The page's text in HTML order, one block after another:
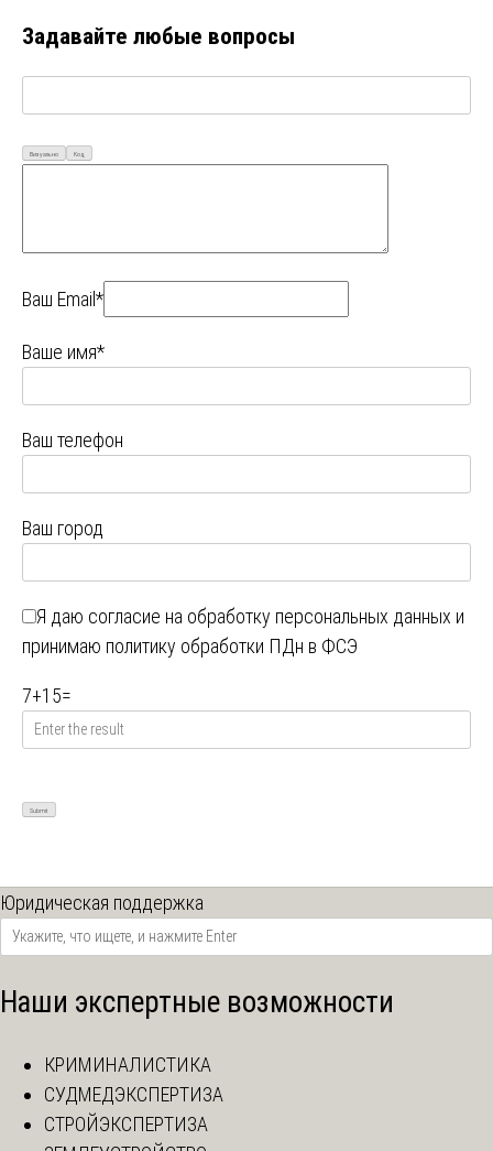
Задавайте любые вопросы
Визуально Код
Ваш Email*
Ваше имя*
Ваш телефон
Ваш город
Я даю согласие на обработку персональных данных и
принимаю политику обработки ПДн в ФСЭ
7+15=
Юридическая поддержка
Наши экспертные возможности
КРИМИНАЛИСТИКА
СУДМЕДЭКСПЕРТИЗА
СТРОЙЭКСПЕРТИЗА